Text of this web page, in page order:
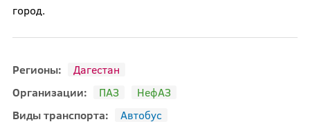
город.
Регионы:
Дагестан
Организации:
ПАЗ
НефАЗ
Виды транспорта:
Автобус